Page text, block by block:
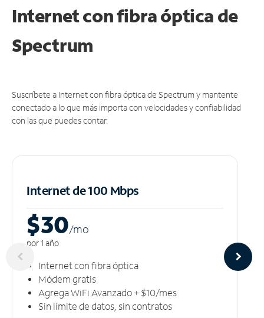
Internet con fibra óptica de
Spectrum
Suscríbete a Internet con fibra óptica de Spectrum y mantente
conectado a lo que más importa con velocidades y confiabilidad
con las que puedes contar.
Internet de 100 Mbps
$30/mo
por 1 año
Internet con fibra óptica
Módem gratis
Agrega WiFi Avanzado + $10/mes
Sin límite de datos, sin contratos